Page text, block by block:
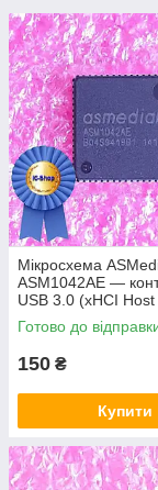
Мікросхема
ASM1042AE —
USB 3.0 (xHCI
Готово до
150 ₴
Купити